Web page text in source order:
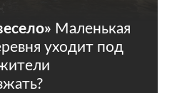
Маленькая
уходит под